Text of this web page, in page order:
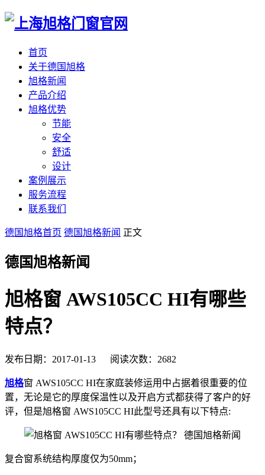
首页
关于德国旭格
旭格新闻
产品介绍
旭格优势
节能
安全
舒适
设计
案例展示
服务流程
联系我们
德国旭格首页 德国旭格新闻 正文
德国旭格新闻
旭格窗 AWS105CC HI有哪些
特点？
发布日期：2017-01-13 阅读次数：2682
旭格窗 AWS105CC HI在家庭装修运用中占据着很重要的位
置，无论是它的厚度保温性以及开启方式都获得了客户的好
评，但是旭格窗 AWS105CC HI此型号还具有以下特点:
复合窗系统结构厚度仅为50mm；